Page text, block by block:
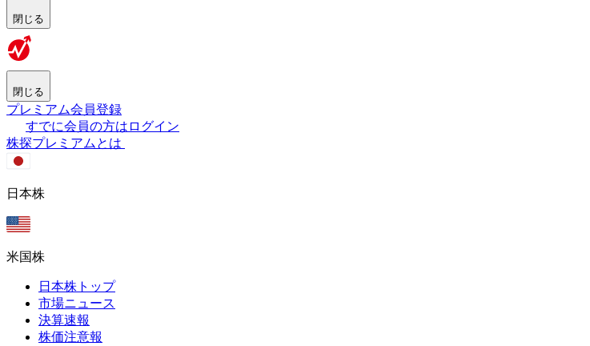
閉じる
閉じる
プレミアム会員登録
すでに会員の方はログイン
株探プレミアムとは
日本株
米国株
日本株トップ
市場ニュース
決算速報
株価注意報